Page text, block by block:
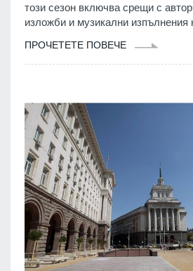
този сезон включва срещи с
изложби и музикални изпълнения
ПРОЧЕТЕТЕ ПОВЕЧЕ